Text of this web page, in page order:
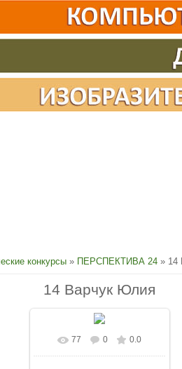
конкурсы » ПЕРСПЕКТИВА 24 » 14
14 Варчук Юлия
77 0 0.0